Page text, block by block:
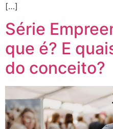
[…]
Série
que é? E
do conceito?